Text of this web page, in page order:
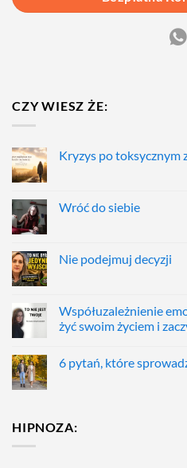
CZY WIESZ ŻE:
Kryzys po toksycznym
Wróć do siebie
Nie podejmuj decyzji
Współuzależnienie
żyć swoim życiem i
6 pytań, które
HIPNOZA: